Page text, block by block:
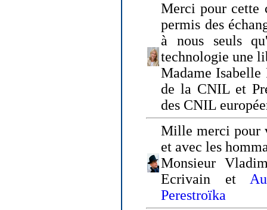
Merci pour cette
permis des
à nous seuls
technologie une
Madame Isabelle
de la CNIL et
des CNIL
Mille merci pour
et avec les
Monsieur
Ecrivain et
Perestroïka